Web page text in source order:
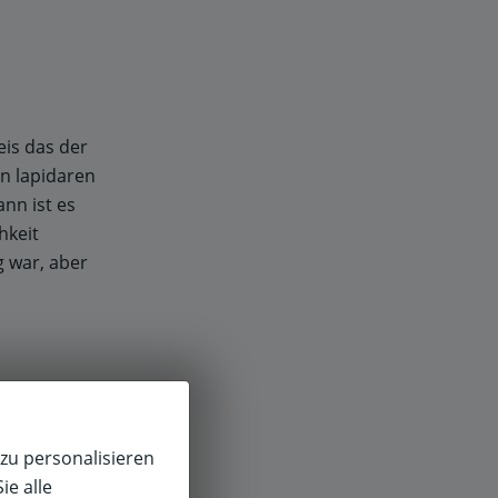
das der
lapidaren
ist es
war, aber
beim
personalisieren
alle